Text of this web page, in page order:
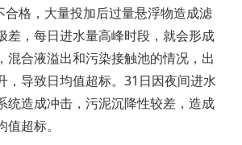
合格，大量投加后过量悬浮物造成滤
差，每日进水量高峰时段，就会形成
混合液溢出和污染接触池的情况，出
，导致日均值超标。31日因夜间进水
统造成冲击，污泥沉降性较差，造成
超标。